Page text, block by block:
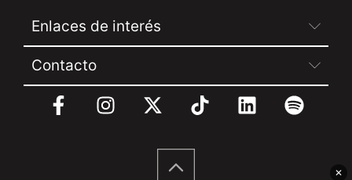
✕
Enlaces de interés
Contacto